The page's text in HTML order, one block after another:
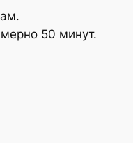
50 минут.